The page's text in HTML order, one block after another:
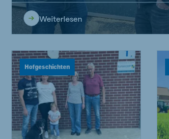
Weiterlesen
Hofgeschichten
Russia (Koudijs)
Russian